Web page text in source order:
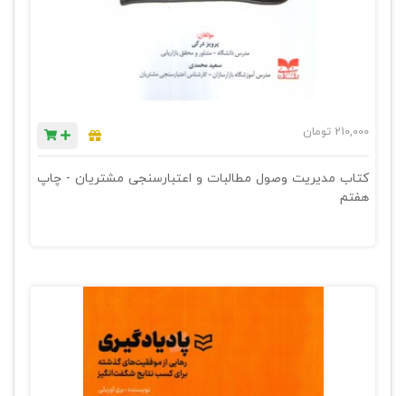
210,000 تومان
کتاب مدیریت وصول مطالبات و اعتبارسنجی مشتریان - چاپ
هفتم